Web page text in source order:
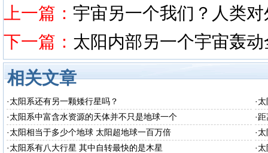
上一篇： 宇宙另一个我们？人类
下一篇： 太阳内部另一个宇宙轰
相关文章
·太阳系还有另一颗矮行星吗？ ·
·太阳系中富含水资源的天体并不只是地球一个 ·
·太阳相当于多少个地球 太阳超地球一百万倍 ·
·太阳系有八大行星 其中自转最快的是木星 ·